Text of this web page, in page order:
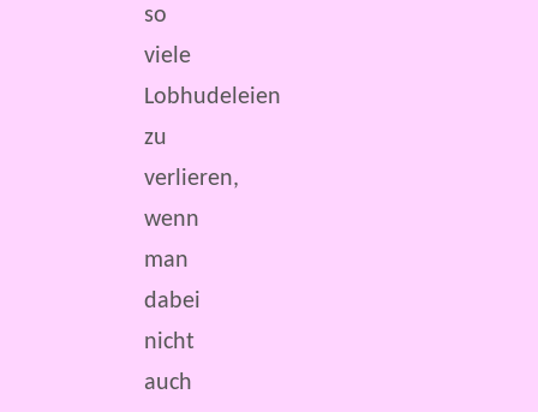
so
viele
Lobhudeleien
zu
verlieren,
wenn
man
dabei
nicht
auch